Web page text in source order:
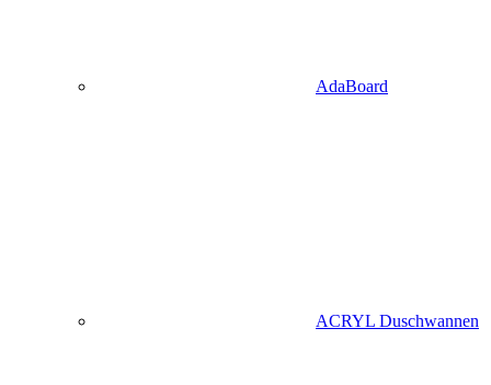
AdaBoard
ACRYL Duschwannen